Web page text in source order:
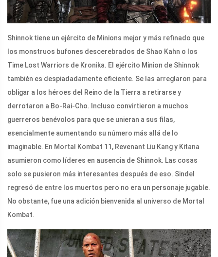
Shinnok tiene un ejército de Minions mejor y más refinado que
los monstruos bufones descerebrados de Shao Kahn o los
Time Lost Warriors de Kronika. El ejército Minion de Shinnok
también es despiadadamente eficiente. Se las arreglaron para
obligar a los héroes del Reino de la Tierra a retirarse y
derrotaron a Bo-Rai-Cho. Incluso convirtieron a muchos
guerreros benévolos para que se unieran a sus filas,
esencialmente aumentando su número más allá de lo
imaginable. En Mortal Kombat 11, Revenant Liu Kang y Kitana
asumieron como líderes en ausencia de Shinnok. Las cosas
solo se pusieron más interesantes después de eso. Sindel
regresó de entre los muertos pero no era un personaje jugable.
No obstante, fue una adición bienvenida al universo de Mortal
Kombat.